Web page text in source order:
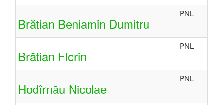
Brătian Beniamin Dumitru
PNL
Brătian Florin
PNL
Hodîrnău Nicolae
PNL